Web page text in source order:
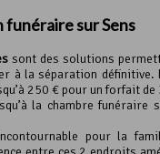
funérairesur Sens
sont des solutions
à la séparation définitive.
250 € pour un forfait
la chambre funéraire
pour la